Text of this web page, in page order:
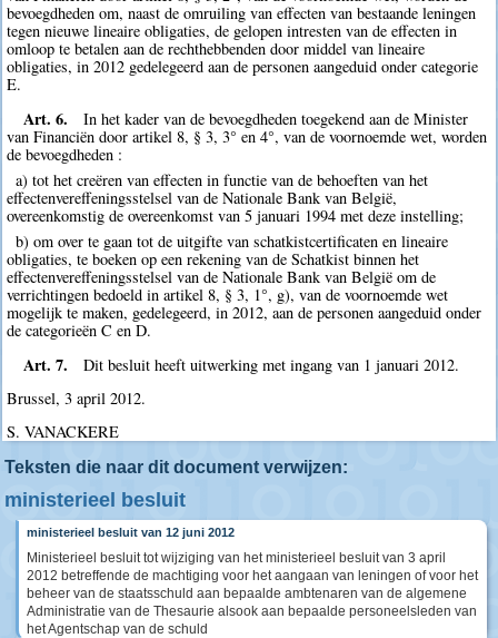
bevoegdheden om, naast de omruiling van effecten van bestaande leningen
tegen nieuwe lineaire obligaties, de gelopen intresten van de effecten in
omloop te betalen aan de rechthebbenden door middel van lineaire
obligaties, in 2012 gedelegeerd aan de personen aangeduid onder categorie
E.
Art. 6.
In het kader van de bevoegdheden toegekend aan de Minister
van Financiën door artikel 8, § 3, 3° en 4°, van de voornoemde wet, worden
de bevoegdheden :
a) tot het creëren van effecten in functie van de behoeften van het
effectenvereffeningsstelsel van de Nationale Bank van België,
overeenkomstig de overeenkomst van 5 januari 1994 met deze instelling;
b) om over te gaan tot de uitgifte van schatkistcertificaten en lineaire
obligaties, te boeken op een rekening van de Schatkist binnen het
effectenvereffeningsstelsel van de Nationale Bank van België om de
verrichtingen bedoeld in artikel 8, § 3, 1°, g), van de voornoemde wet
mogelijk te maken, gedelegeerd, in 2012, aan de personen aangeduid onder
de categorieën C en D.
Art. 7.
Dit besluit heeft uitwerking met ingang van 1 januari 2012.
Brussel, 3 april 2012.
S. VANACKERE
Teksten die naar dit document verwijzen:
ministerieel besluit
ministerieel besluit van 12 juni 2012
Ministerieel besluit tot wijziging van het ministerieel besluit van 3 april
2012 betreffende de machtiging voor het aangaan van leningen of voor het
beheer van de staatsschuld aan bepaalde ambtenaren van de algemene
Administratie van de Thesaurie alsook aan bepaalde personeelsleden van
het Agentschap van de schuld